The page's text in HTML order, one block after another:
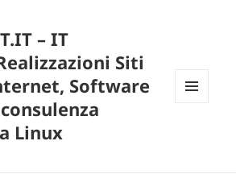
– IT
Siti
Software
Linux